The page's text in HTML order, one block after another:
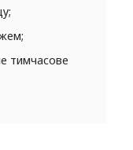
тимчасове